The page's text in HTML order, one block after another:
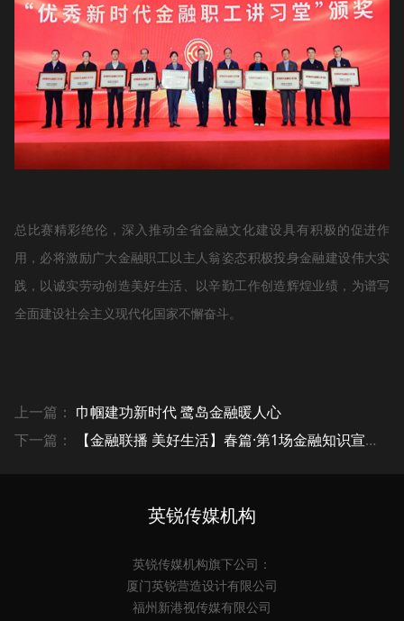
总比赛精彩绝伦，深入推动全省金融文化建设具有积极的促进作
用，必将激励广大金融职工以主人翁姿态积极投身金融建设伟大实
践，以诚实劳动创造美好生活、以辛勤工作创造辉煌业绩，为谱写
全面建设社会主义现代化国家不懈奋斗。
上一篇： 巾帼建功新时代 鹭岛金融暖人心
下一篇：
【金融联播 美好生活】春篇·第1场金融知识宣教节目圆满落幕
英锐传媒机构
英锐传媒机构旗下公司：
厦门英锐营造设计有限公司
福州新港视传媒有限公司